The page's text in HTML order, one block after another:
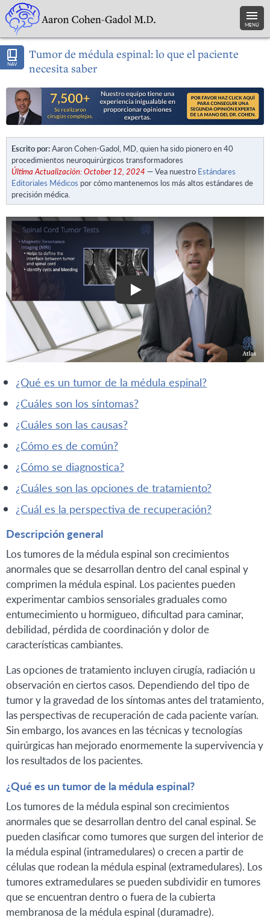
MENÚ
NAV
Tumor de médula espinal: lo que el paciente
necesita saber
Escrito por:Aaron Cohen-Gadol, MD, quien ha sido pionero en 40
procedimientos neuroquirúrgicos transformadores
Última Actualización: October 12, 2024 — Vea nuestro Estándares
Editoriales Médicos por cómo mantenemos los más altos estándares de
precisión médica.
Play Video
¿qué es un tumor de la médula espinal?
¿cuáles son los síntomas?
¿cuáles son las causas?
¿cómo es de común?
¿cómo se diagnostica?
¿cuáles son las opciones de tratamiento?
¿cuál es la perspectiva de recuperación?
Descripción general
Los tumores de la médula espinal son crecimientos
anormales que se desarrollan dentro del canal espinal y
comprimen la médula espinal. Los pacientes pueden
experimentar cambios sensoriales graduales como
entumecimiento u hormigueo, dificultad para caminar,
debilidad, pérdida de coordinación y dolor de
características cambiantes.
Las opciones de tratamiento incluyen cirugía, radiación u
observación en ciertos casos. Dependiendo del tipo de
tumor y la gravedad de los síntomas antes del tratamiento,
las perspectivas de recuperación de cada paciente varían.
Sin embargo, los avances en las técnicas y tecnologías
quirúrgicas han mejorado enormemente la supervivencia y
los resultados de los pacientes.
¿Qué es un tumor de la médula espinal?
Los tumores de la médula espinal son crecimientos
anormales que se desarrollan dentro del canal espinal. Se
pueden clasificar como tumores que surgen del interior de
la médula espinal (intramedulares) o crecen a partir de
células que rodean la médula espinal (extramedulares). Los
tumores extramedulares se pueden subdividir en tumores
que se encuentran dentro o fuera de la cubierta
membranosa de la médula espinal (duramadre).